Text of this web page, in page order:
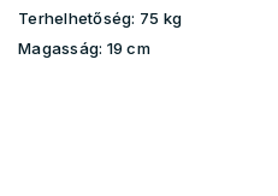
Terhelhetőség: 75 kg
Magasság: 19 cm